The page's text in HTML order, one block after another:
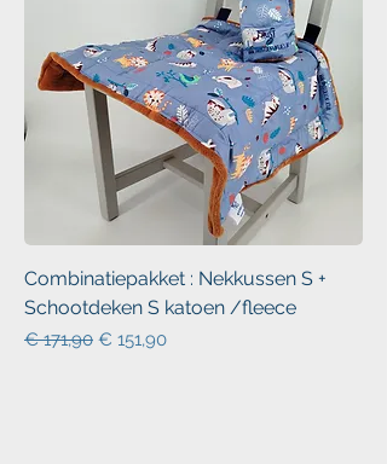
Combinatiepakket : Nekkussen S +
Schootdeken S katoen /fleece
Normale prijs
€ 171,90 Verkoopprijs
€ 151,90